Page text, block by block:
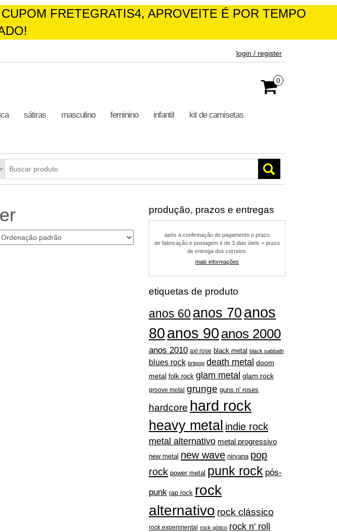
FRETEGRATIS4, APROVEITE É POR TEMPO
login / register
0
sátiras masculino feminino infantil kit de camisetas
produção, prazos e entregas
após a confirmação do pagamento o prazo
de fabricação e postagem é de 3 dias úteis + prazo
de entrega dos correios.
mais informações
etiquetas de produto
anos 60 anos 70 anos
80anos 90 anos 2000
anos 2010 axl rose black metal black sabbath
blues rock britpop death metal doom
metal folk rock glam metal glam rock
groove metal grunge guns n' roses
hardcore hard rock
heavy metal indie rock
metal alternativo metal progressivo
new metal new wave nirvana pop
rock power metal punk rock pós-
punk rap rock rock
alternativo rock clássico
rock experimental rock gótico rock n' roll